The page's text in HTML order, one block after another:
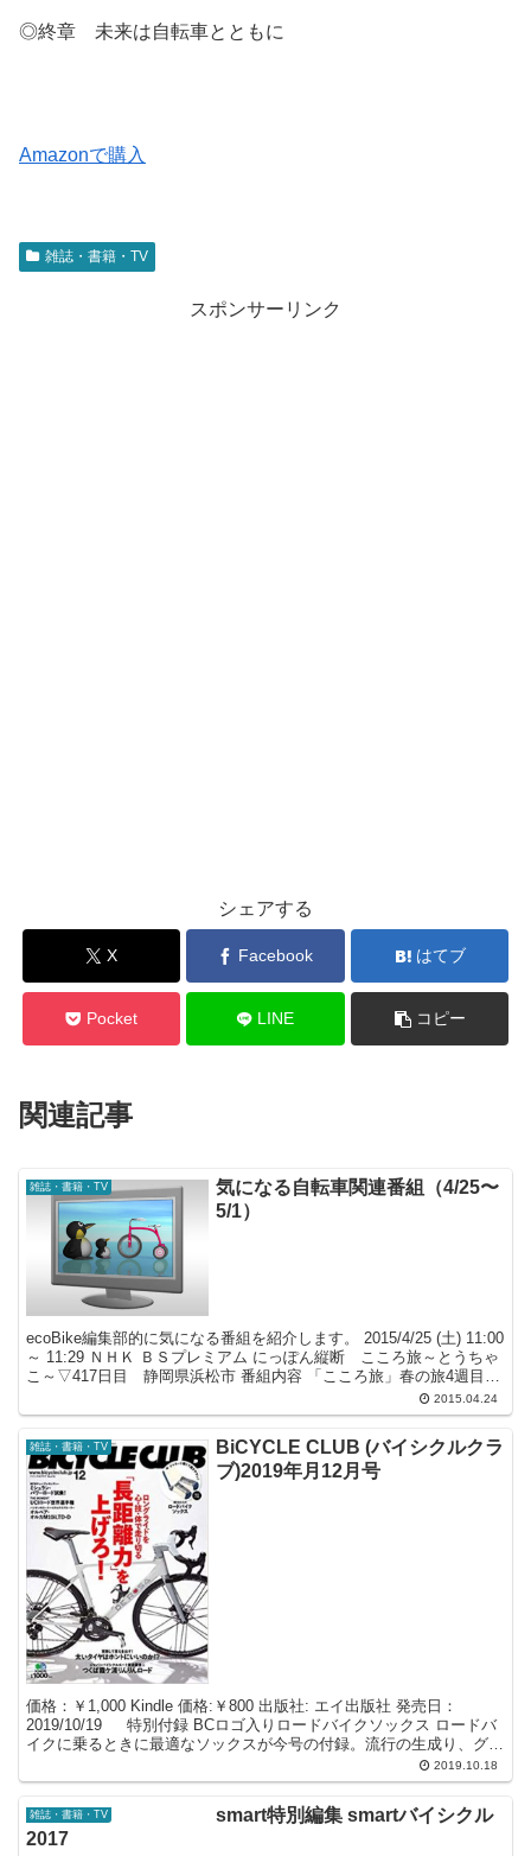
◎終章 未来は自転車とともに
Amazonで購入
雑誌・書籍・TV
スポンサーリンク
シェアする
X Facebook はてブ
Pocket LINE コピー
関連記事
雑誌・書籍・TV
気になる自転車関連番組（4/25〜
5/1）
ecoBike編集部的に気になる番組を紹介します。 2015/4/25 (土) 11:00
～ 11:29 ＮＨＫ ＢＳプレミアム にっぽん縦断 こころ旅～とうちゃ
こ～▽417日目 静岡県浜松市 番組内容 「こころ旅」春の旅4週目は
2015.04.24
雑誌・書籍・TV
BiCYCLE CLUB (バイシクルクラ
ブ)2019年月12月号
価格：￥1,000 Kindle 価格:￥800 出版社: エイ出版社 発売日：
2019/10/19 特別付録 BCロゴ入りロードバイクソックス ロードバ
イクに乗るときに最適なソックスが今号の付録。流行の生成り、グレ
2019.10.18
雑誌・書籍・TV
smart特別編集 smartバイシクル
2017